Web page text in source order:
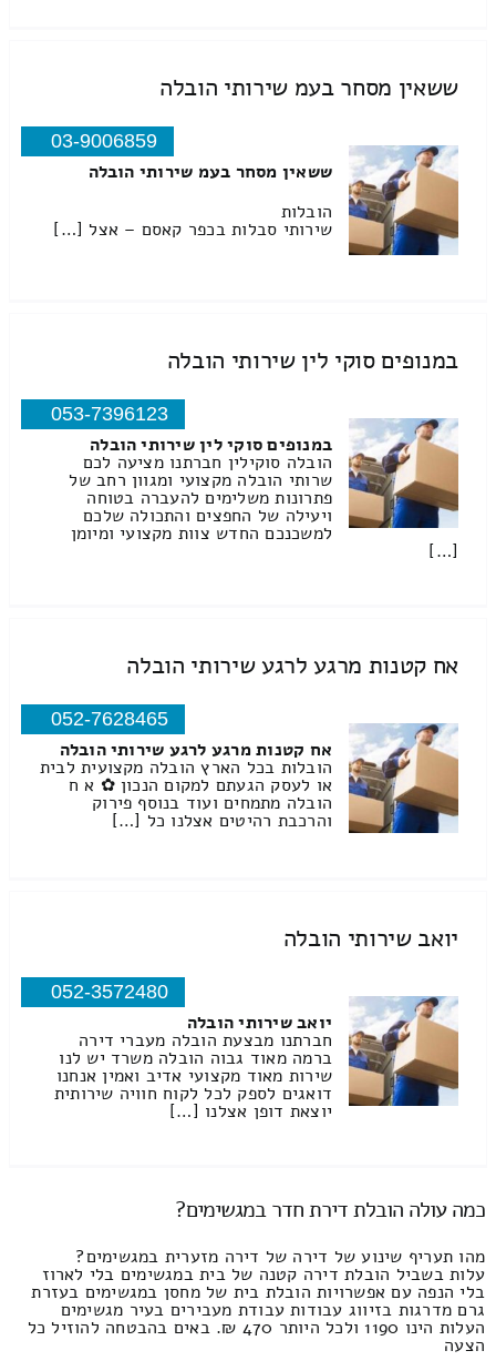
ששאין מסחר בעמ שירותי הובלה
03-9006859
ששאין מסחר בעמ שירותי הובלה
הובלות
שירותי סבלות בכפר קאסם – אצל […]
במנופים סוקי לין שירותי הובלה
053-7396123
במנופים סוקי לין שירותי הובלה
הובלה סוקילין חברתנו מציעה לכם
שרותי הובלה מקצועי ומגוון רחב של
פתרונות משלימים להעברה בטוחה
ויעילה של החפצים והתכולה שלכם
למשכנכם החדש צוות מקצועי ומיומן
[…]
אח קטנות מרגע לרגע שירותי הובלה
052-7628465
אח קטנות מרגע לרגע שירותי הובלה
הובלות בכל הארץ הובלה מקצועית לבית
או לעסק הגעתם למקום הנכון ✿ א ח
הובלה מתמחים ועוד בנוסף פירוק
והרכבת רהיטים אצלנו כל […]
יואב שירותי הובלה
052-3572480
יואב שירותי הובלה
חברתנו מבצעת הובלה מעברי דירה
ברמה מאוד גבוה הובלה משרד יש לנו
שירות מאוד מקצועי אדיב ואמין אנחנו
דואגים לספק לכל לקוח חוויה שירותית
יוצאת דופן אצלנו […]
כמה עולה הובלת דירת חדר במגשימים?
מהו תעריף שינוע של דירה של דירה מזערית במגשימים?
עלות בשביל הובלת דירה קטנה של בית במגשימים בלי לארוז
בלי הנפה עם אפשרויות הובלת בית של מחסן במגשימים בעזרת
גרם מדרגות בזיווג עבודות עבודת מעבירים בעיר מגשימים
העלות הינו 1190 ולכל היותר 470 ₪. באים בהבטחה להוזיל כל
הצעה